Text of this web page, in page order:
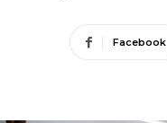
Facebook